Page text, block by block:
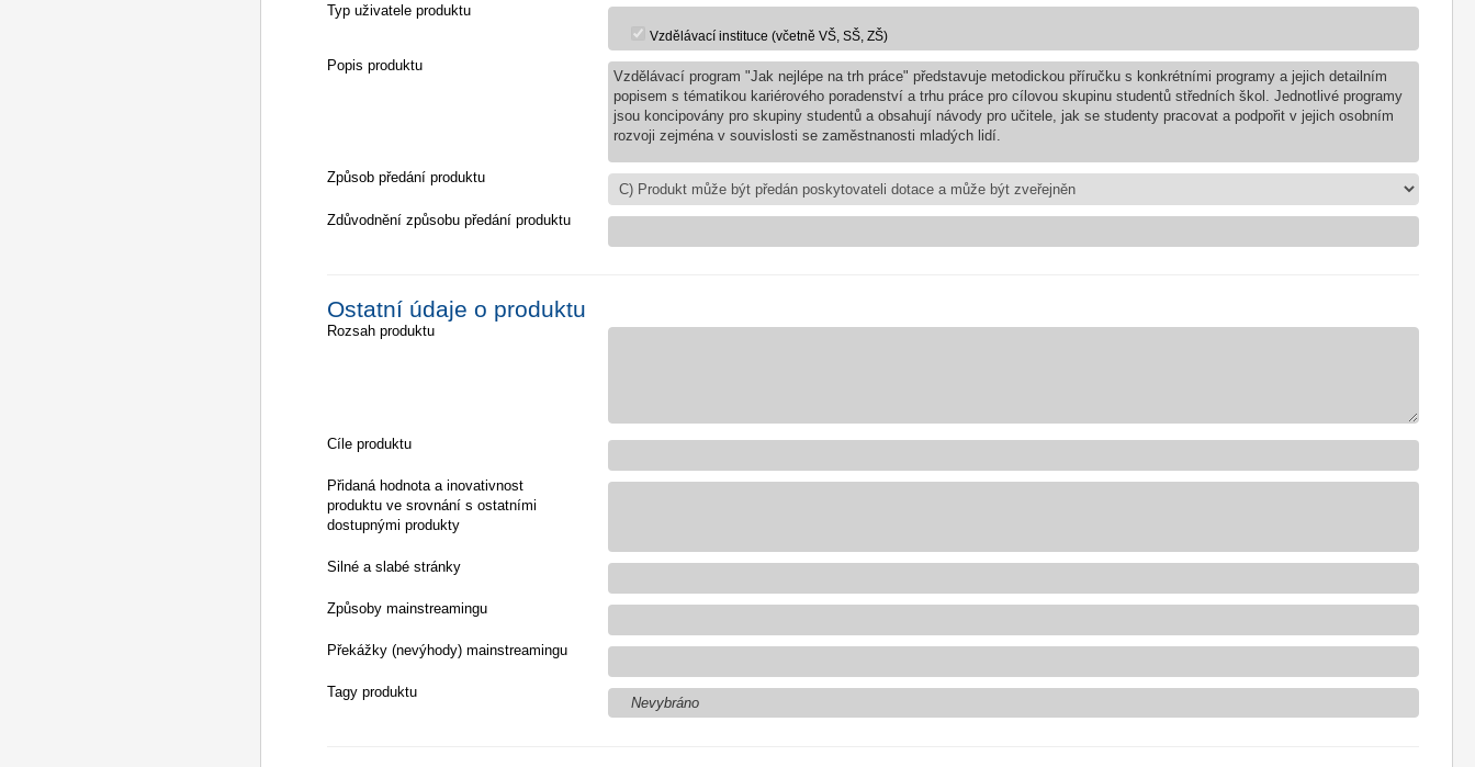
Typ uživatele produktu
Vzdělávací instituce (včetně VŠ, SŠ, ZŠ)
Popis produktu
Vzdělávací program "Jak nejlépe na trh práce" představuje metodickou příručku s konkrétními programy a jejich detailním
popisem s tématikou kariérového poradenství a trhu práce pro cílovou skupinu studentů středních škol. Jednotlivé programy
jsou koncipovány pro skupiny studentů a obsahují návody pro učitele, jak se studenty pracovat a podpořit v jejich osobním
rozvoji zejména v souvislosti se zaměstnanosti mladých lidí.
Způsob předání produktu
Zdůvodnění způsobu předání produktu
Ostatní údaje o produktu
Rozsah produktu
Cíle produktu
Přidaná hodnota a inovativnost
produktu ve srovnání s ostatními
dostupnými produkty
Silné a slabé stránky
Způsoby mainstreamingu
Překážky (nevýhody) mainstreamingu
Tagy produktu
Nevybráno